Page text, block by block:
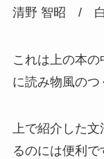
清野 智昭 /
これは上の本
に読み物風のつ
上で紹介した文
るのには便利で